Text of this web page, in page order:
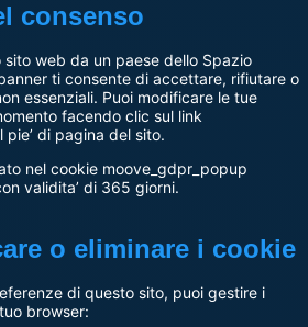
consenso
web da un paese dello Spazio
ti consente di accettare, rifiutare o
essenziali. Puoi modificare le tue
facendo clic sul link
pie’ di pagina del sito.
nel cookie moove_gdpr_popup
validita’ di 365 giorni.
o eliminare i cookie
di questo sito, puoi gestire i
browser: